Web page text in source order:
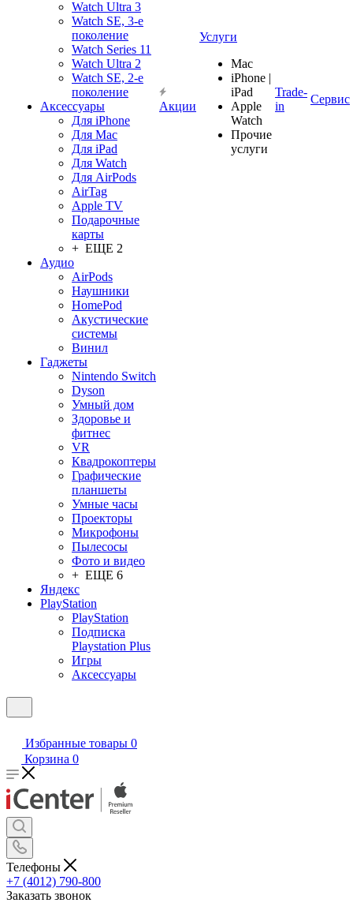
Watch Ultra 3
Watch SE, 3-е
поколение
Watch Series 11
Watch Ultra 2
Watch SE, 2-е
поколение
Аксессуары
Для iPhone
Для Mac
Для iPad
Для Watch
Для AirPods
AirTag
Apple TV
Подарочные
карты
+ ЕЩЕ 2
Аудио
AirPods
Наушники
HomePod
Акустические
системы
Винил
Гаджеты
Nintendo Switch
Dyson
Умный дом
Здоровье и
фитнес
VR
Квадрокоптеры
Графические
планшеты
Умные часы
Проекторы
Микрофоны
Пылесосы
Фото и видео
+ ЕЩЕ 6
Яндекс
PlayStation
PlayStation
Подписка
Playstation Plus
Игры
Аксессуары
Акции
Услуги
Mac
iPhone |
iPad
Apple
Watch
Прочие
услуги
Trade-
in
Сервис
Избранные товары 0
Корзина 0
Телефоны
+7 (4012) 790-800
Заказать звонок